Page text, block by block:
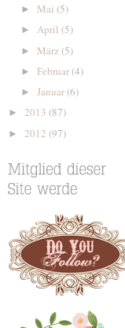
► Mai (5)
► April (5)
► März (5)
► Februar(4)
► Januar(6)
► 2013 (87)
► 2012 (97)